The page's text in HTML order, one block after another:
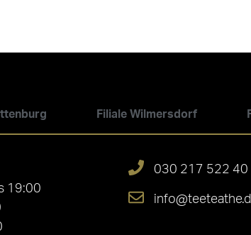
Filiale Wilmersdorf
19:00
030 217 522 40